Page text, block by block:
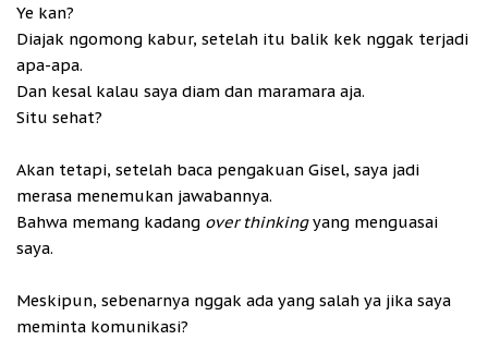
Ye kan?
Diajak ngomong kabur, setelah itu balik kek nggak terjadi
apa-apa.
Dan kesal kalau saya diam dan maramara aja.
Situ sehat?
Akan tetapi, setelah baca pengakuan Gisel, saya jadi
merasa menemukan jawabannya.
Bahwa memang kadang over thinkingyang menguasai
saya.
Meskipun, sebenarnya nggak ada yang salah ya jika saya
meminta komunikasi?